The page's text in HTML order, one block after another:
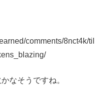
comments/8nct4k/til
なそうですね。